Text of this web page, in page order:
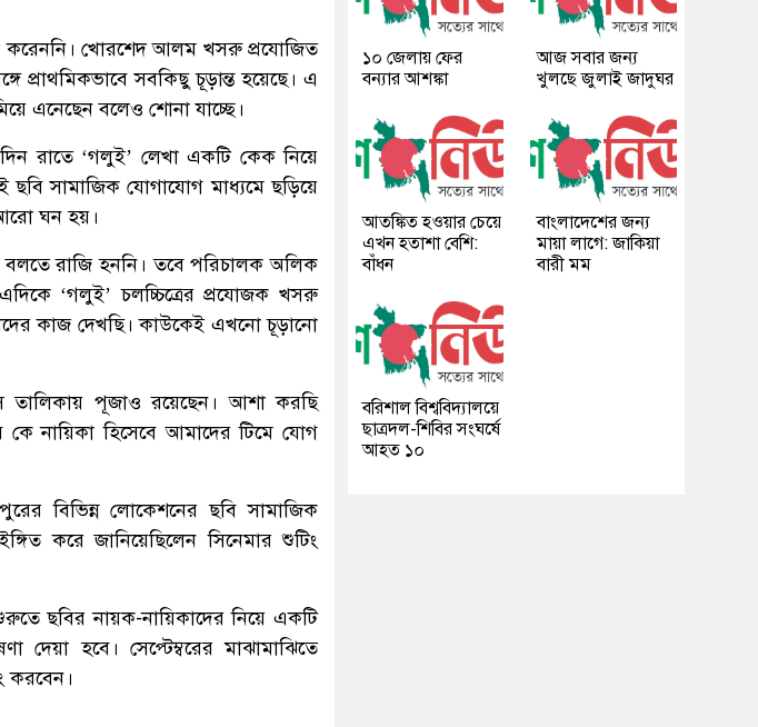
করেননি। খোরশেদ আলম খসরু প্রযোজিত
প্রাথমিকভাবে সবকিছু চূড়ান্ত হয়েছে। এ
এনেছেন বলেও শোনা যাচ্ছে।
রাতে ‘গলুই’ লেখা একটি কেক নিয়ে
সামাজিক যোগাযোগ মাধ্যমে ছড়িয়ে
ঘন হয়।
বলতে রাজি হননি। তবে পরিচালক অলিক
‘গলুই’ চলচ্চিত্রের প্রযোজক খসরু
কাজ দেখছি। কাউকেই এখনো চূড়ানো
তালিকায় পূজাও রয়েছেন। আশা করছি
নায়িকা হিসেবে আমাদের টিমে যোগ
বিভিন্ন লোকেশনের ছবি সামাজিক
করে জানিয়েছিলেন সিনেমার শুটিং
ছবির নায়ক-নায়িকাদের নিয়ে একটি
হবে। সেপ্টেম্বরের মাঝামাঝিতে
করবেন।
১০ জেলায় ফের
বন্যার আশঙ্কা
আজ সবার জন্য
খুলছে জুলাই জাদুঘর
আতঙ্কিত হওয়ার চেয়ে
এখন হতাশা বেশি:
বাঁধন
বাংলাদেশের জন্য
মায়া লাগে: জাকিয়া
বারী মম
বরিশাল বিশ্ববিদ্যালয়ে
ছাত্রদল-শিবির সংঘর্ষে
আহত ১০